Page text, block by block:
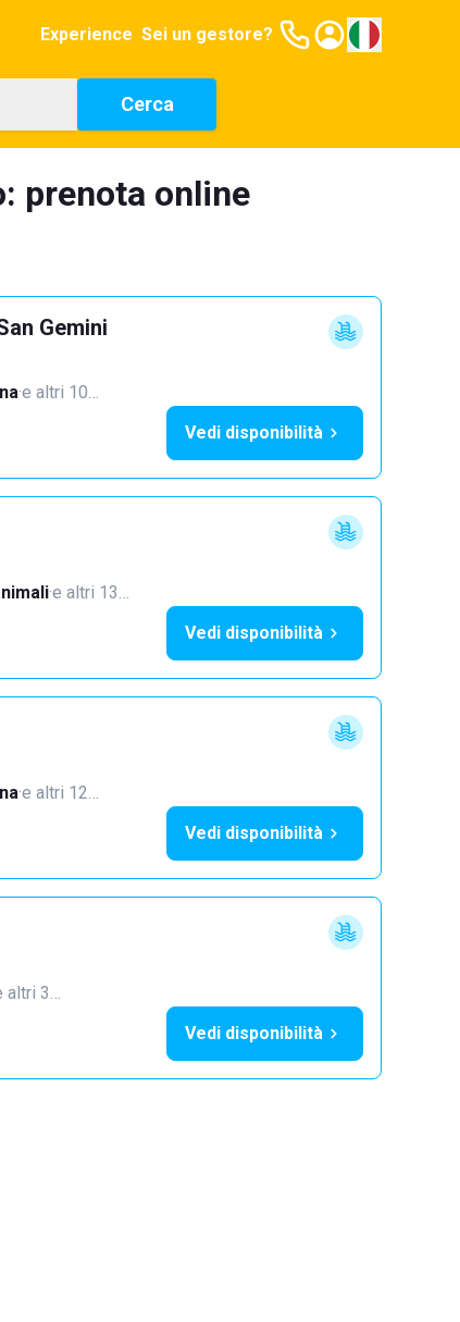
Experience Sei un gestore?
Cerca
prenota online
Gemini
·e altri 10…
Vedi disponibilità
·e altri 13…
Vedi disponibilità
·e altri 12…
Vedi disponibilità
altri 3…
Vedi disponibilità